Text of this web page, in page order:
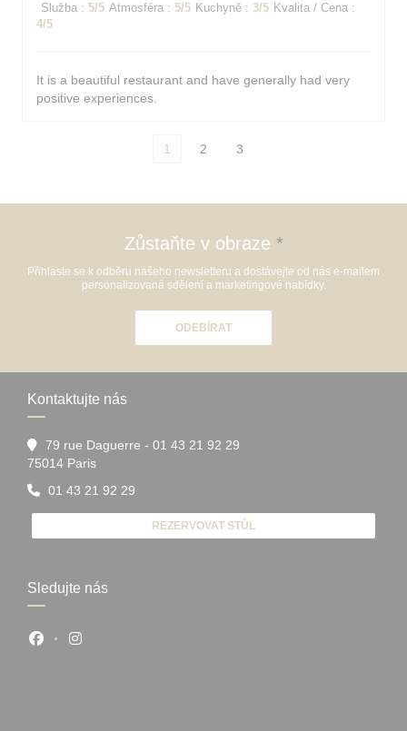
Služba : 5/5 Atmosféra : 5/5 Kuchyně : 3/5 Kvalita / Cena :
4/5
It is a beautiful restaurant and have generally had very
positive experiences.
1 2 3
Zůstaňte v obraze *
Přihlaste se k odběru našeho newsletteru a dostávejte od nás e-mailem
personalizovaná sdělení a marketingové nabídky.
ODEBÍRAT
Kontaktujte nás
79 rue Daguerre - 01 43 21 92 29
75014 Paris((otevře se v novém okně))
01 43 21 92 29
REZERVOVAT STŮL
Sledujte nás
Facebook ((otevře se v novém okně))
Instagram ((otevře se v novém okně))